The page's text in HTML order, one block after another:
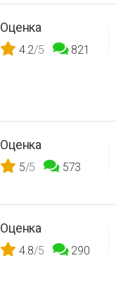
Оценка
4.2/5 821
Оценка
5/5 573
Оценка
4.8/5 290